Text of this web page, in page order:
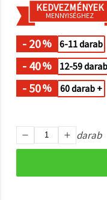
Beállításokban
megadhatja
preferenciáit
az adott
típusú sütik
kiválasztásával
"Mentés"
gombra
kattintva.
Fogadja
Beállítások
KEDVEZMÉNYEK
MENNYISÉGHEZ
- 20% 6-11 darab
- 40% 12-59 darab
- 50% 60 darab +
darab